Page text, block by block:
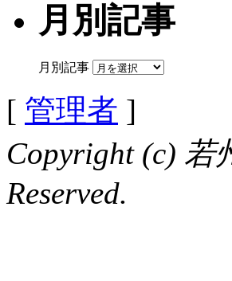
月別記事
月別記事
[ 管理者 ]
Copyright (c)
Reserved.